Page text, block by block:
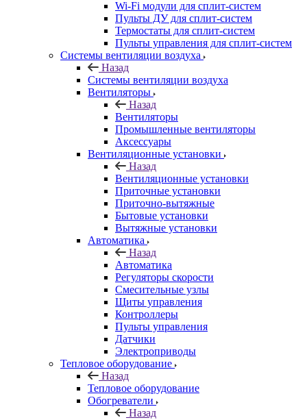
Wi-Fi модули для сплит-систем
Пульты ДУ для сплит-систем
Термостаты для сплит-систем
Пульты управления для сплит-систем
Системы вентиляции воздуха
Назад
Системы вентиляции воздуха
Вентиляторы
Назад
Вентиляторы
Промышленные вентиляторы
Аксессуары
Вентиляционные установки
Назад
Вентиляционные установки
Приточные установки
Приточно-вытяжные
Бытовые установки
Вытяжные установки
Автоматика
Назад
Автоматика
Регуляторы скорости
Смесительные узлы
Щиты управления
Контроллеры
Пульты управления
Датчики
Электроприводы
Тепловое оборудование
Назад
Тепловое оборудование
Обогреватели
Назад